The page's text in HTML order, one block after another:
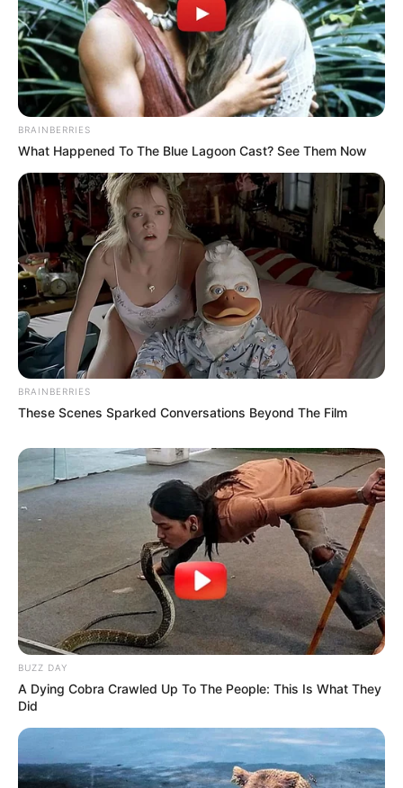
Πέμπτη, 29 Σεπτεμβρίου 2022, 11:05
Ο πόλεμος στην Ουκρανία περνάει...
“Αντιεμβολιαστής,
ρωσόφιλος, ψεκασμένος”: το
τρίπτυχο του σύγχρονου
πολιτικού επαναστάτη.
Πίσω στον Μεσαίωνα: Η ΕΕ
χωρίς φθηνό ηλεκτρικό
ρεύμα, διολισθαίνει στη
φτώχεια...
Οι ουκρανικές αντεπιθέσεις
και η ρωσική στρατηγική
που θυμίζει το Κουρσκ- Μια...
ΛΙΓΑ ΛΟΓΙΑ ΓΙΑ ΜΕΝΑ
Email address:
BRAINBERRIES
What Happened To The Blue Lagoon Cast? See Them Now
BRAINBERRIES
These Scenes Sparked Conversations Beyond The Film
BUZZ DAY
A Dying Cobra Crawled Up To The People: This Is What They
Did